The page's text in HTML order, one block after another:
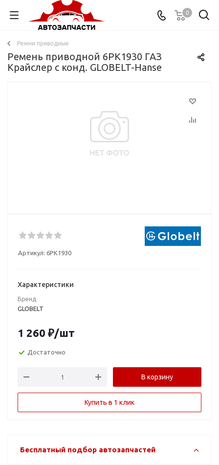
0
Ремни приводные
Ремень приводной 6PK1930 ГАЗ
Крайслер с конд. GLOBELT-Hanse
Артикул: 6PK1930
Характеристики
Бренд
GLOBELT
1 260 ₽/шт
Достаточно
В корзину
Купить в 1 клик
Бесплатный подбор автозапчастей